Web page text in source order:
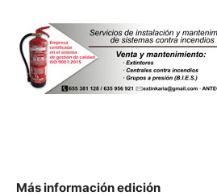
Más informaciónedición